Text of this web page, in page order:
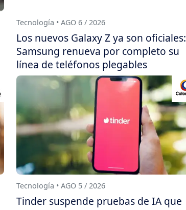
Tecnología • AGO 6 / 2026
Los nuevos Galaxy Z ya son oficiales:
Samsung renueva por completo su
línea de teléfonos plegables
Tecnología • AGO 5 / 2026
Tinder suspende pruebas de IA que